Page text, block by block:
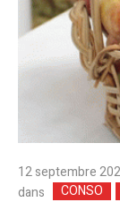
12 septembre
dans
CONSO